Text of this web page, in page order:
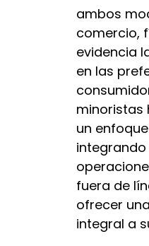
ambos
comercio,
evidencia
en las
minoristas
un
integrando
fuera de
ofrecer
integral a